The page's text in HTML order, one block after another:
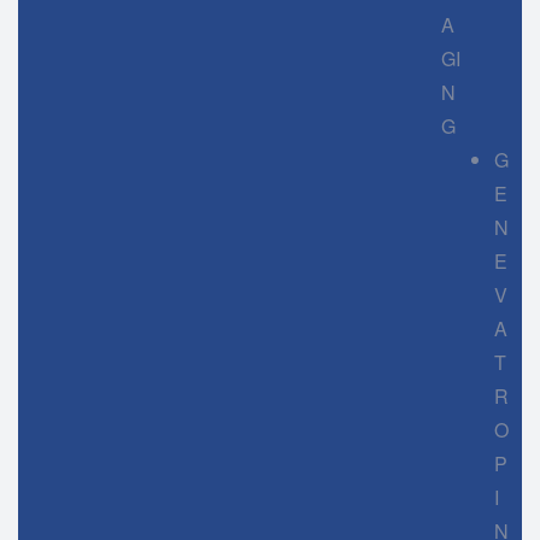
A
GI
N
G
G
E
N
E
V
A
T
R
O
P
I
N